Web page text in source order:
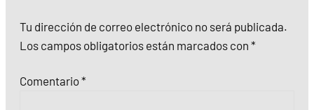
Tu dirección de correo electrónico no será publicada.
Los campos obligatorios están marcados con *
Comentario*